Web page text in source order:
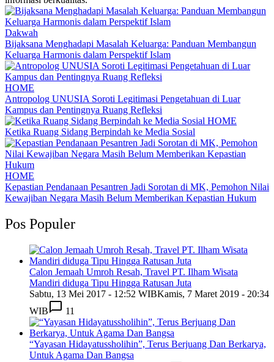
Dakwah
Bijaksana Menghadapi Masalah Keluarga: Panduan Membangun
Keluarga Harmonis dalam Perspektif Islam
HOME
Antropolog UNUSIA Soroti Legitimasi Pengetahuan di Luar
Kampus dan Pentingnya Ruang Refleksi
HOME
Ketika Ruang Sidang Berpindah ke Media Sosial
HOME
Kepastian Pendanaan Pesantren Jadi Sorotan di MK, Pemohon Nilai
Kewajiban Negara Masih Belum Memberikan Kepastian Hukum
Pos Populer
Calon Jemaah Umroh Resah, Travel PT. Ilham Wisata
Mandiri diduga Tipu Hingga Ratusan Juta
Sabtu, 13 Mei 2017 - 12:52 WIBKamis, 7 Maret 2019 - 20:34
WIB
11
“Yayasan Hidayatussholihin”, Terus Berjuang Dan Berkarya,
Untuk Agama Dan Bangsa